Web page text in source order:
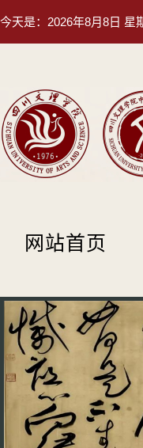
今天是： 2026年8月8日 星
网站首页